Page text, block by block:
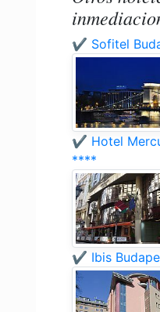
✔️ Sofitel
✔️ Hotel
****
✔️ Ibis